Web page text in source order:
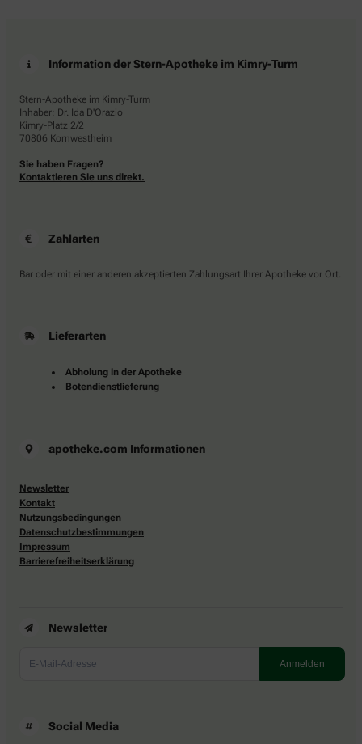
Information der Stern-Apotheke im Kimry-Turm
Stern-Apotheke im Kimry-Turm
Inhaber: Dr. Ida D'Orazio
Kimry-Platz 2/2
70806 Kornwestheim
Sie haben Fragen?
Kontaktieren Sie uns direkt.
Zahlarten
Bar oder mit einer anderen akzeptierten Zahlungsart Ihrer Apotheke vor Ort.
Lieferarten
Abholung in der Apotheke
Botendienstlieferung
apotheke.com Informationen
Newsletter
Kontakt
Nutzungsbedingungen
Datenschutzbestimmungen
Impressum
Barrierefreiheitserklärung
Newsletter
Social Media